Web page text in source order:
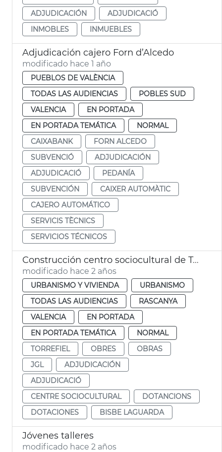
ADJUDICACIÓN
ADJUDICACIÓ
INMOBLES
INMUEBLES
Adjudicación cajero Forn d’Alcedo
modificado hace 1 año
PUEBLOS DE VALÈNCIA
TODAS LAS AUDIENCIAS
POBLES SUD
VALENCIA
EN PORTADA
EN PORTADA TEMÁTICA
NORMAL
CAIXABANK
FORN ALCEDO
SUBVENCIÓ
ADJUDICACIÓN
ADJUDICACIÓ
PEDANÍA
SUBVENCIÓN
CAIXER AUTOMÀTIC
CAJERO AUTOMÁTICO
SERVICIS TÈCNICS
SERVICIOS TÉCNICOS
Construcción centro sociocultural de Torrefiel
modificado hace 2 años
URBANISMO Y VIVIENDA
URBANISMO
TODAS LAS AUDIENCIAS
RASCANYA
VALENCIA
EN PORTADA
EN PORTADA TEMÁTICA
NORMAL
TORREFIEL
OBRES
OBRAS
JGL
ADJUDICACIÓN
ADJUDICACIÓ
CENTRE SOCIOCULTURAL
DOTANCIONS
DOTACIONES
BISBE LAGUARDA
Jóvenes talleres
modificado hace 2 años